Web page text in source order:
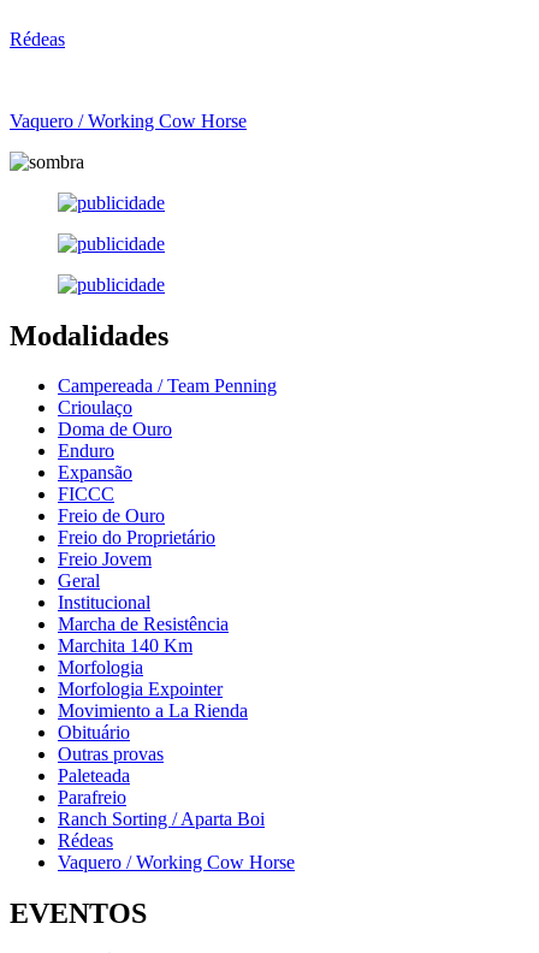
Rédeas
Vaquero / Working Cow Horse
Modalidades
Campereada / Team Penning
Crioulaço
Doma de Ouro
Enduro
Expansão
FICCC
Freio de Ouro
Freio do Proprietário
Freio Jovem
Geral
Institucional
Marcha de Resistência
Marchita 140 Km
Morfologia
Morfologia Expointer
Movimiento a La Rienda
Obituário
Outras provas
Paleteada
Parafreio
Ranch Sorting / Aparta Boi
Rédeas
Vaquero / Working Cow Horse
EVENTOS